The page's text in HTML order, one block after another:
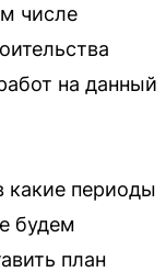
числе
на данный
какие периоды
будем
план